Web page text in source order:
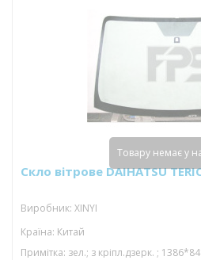
Скло вітрове DAIHATSU
Виробник: XINYI
Країна: Китай
Примітка: зел.; з кріпл.дзерк. ;
Товару немає у